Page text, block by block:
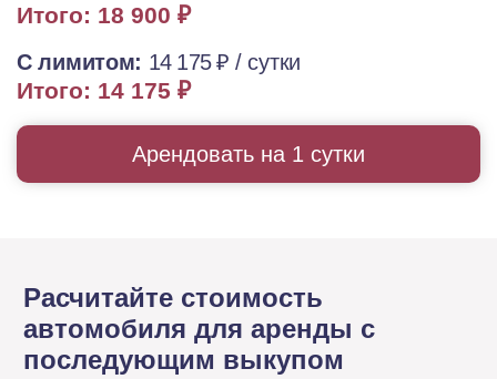
Итого: 18 900 ₽
С лимитом: 14 175 ₽ / сутки
Итого: 14 175 ₽
Арендовать на 1 сутки
Расчитайте стоимость
автомобиля для аренды с
последующим выкупом